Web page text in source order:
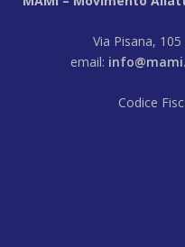
Via Pisana,
email:
Codice